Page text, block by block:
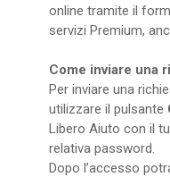
online tramite il
servizi Premium,
Come inviare una
Per inviare una
utilizzare il pulsante
Libero Aiuto con il
relativa password.
Dopo l’accesso